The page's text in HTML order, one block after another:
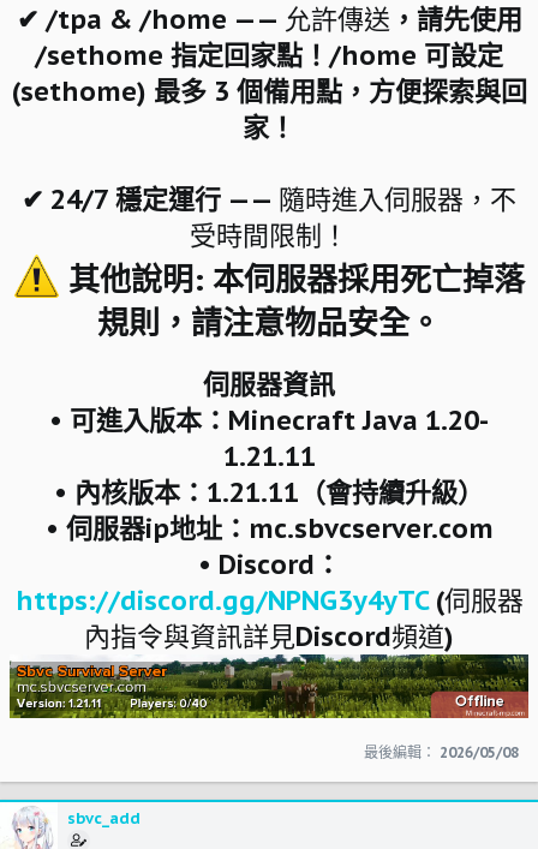
✔ /tpa & /home —— 允許傳送 ，請先使用
/sethome 指定回家點！/home 可設定
(sethome) 最多 3 個備用點，方便探索與回
家！
✔ 24/7 穩定運行 —— 隨時進入伺服器，不
受時間限制！
其他說明: 本伺服器採用死亡掉落
規則，請注意物品安全。
伺服器資訊
• 可進入版本：Minecraft Java 1.20-
1.21.11
• 內核版本：1.21.11（會持續升級）
• 伺服器ip地址：mc.sbvcserver.com
• Discord：
https://discord.gg/NPNG3y4yTC(伺服器
內指令與資訊詳見Discord頻道)
最後編輯： 2026/05/08
sbvc_add